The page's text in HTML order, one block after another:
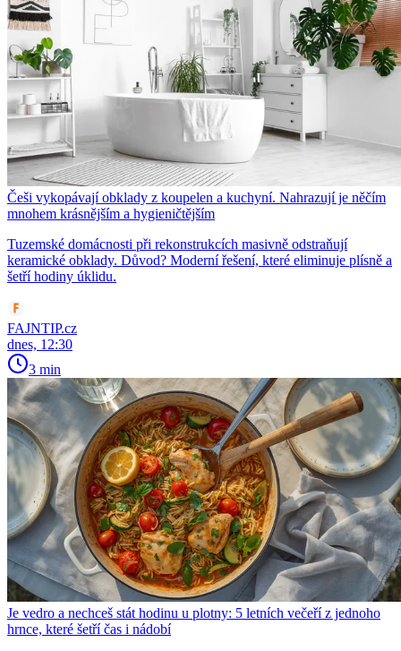
Češi vykopávají obklady z koupelen a kuchyní. Nahrazují je něčím
mnohem krásnějším a hygieničtějším
Tuzemské domácnosti při rekonstrukcích masivně odstraňují
keramické obklady. Důvod? Moderní řešení, které eliminuje plísně a
šetří hodiny úklidu.
FAJNTIP.cz
dnes, 12:30
3 min
Je vedro a nechceš stát hodinu u plotny: 5 letních večeří z jednoho
hrnce, které šetří čas i nádobí